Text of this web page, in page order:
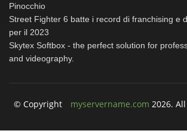
Pinocchio
Street Fighter 6 batte i record di franchising e
per il 2023
Skytex Softbox - the perfect solution for
and videography.
© Copyright myservername.com 2026.